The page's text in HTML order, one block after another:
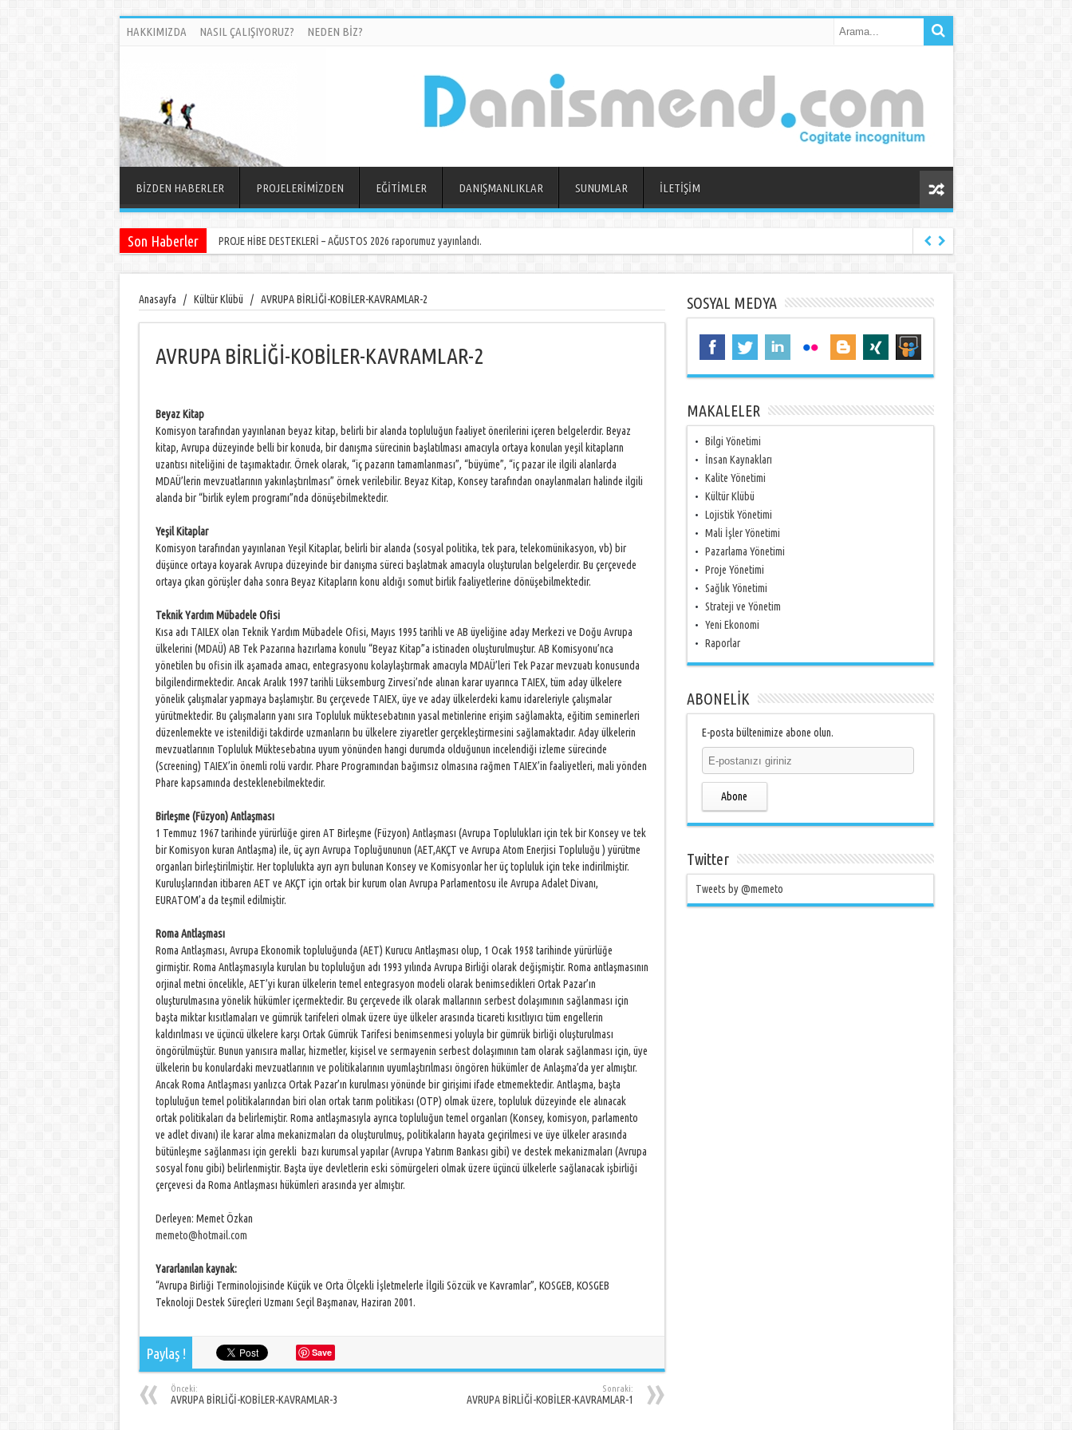
HAKKIMIZDA NASIL ÇALIŞIYORUZ? NEDEN BİZ?
BİZDEN HABERLER PROJELERİMİZDEN EĞİTİMLER DANIŞMANLIKLAR SUNUMLAR İLETİŞİM
Son Haberler PROJE HİBE DESTEKLERİ – AĞUSTOS 2026 raporumuz yayınlandı.
Anasayfa / Kültür Klübü / AVRUPA BİRLİĞİ-KOBİLER-KAVRAMLAR-2
AVRUPA BİRLİĞİ-KOBİLER-KAVRAMLAR-2
Beyaz Kitap
Komisyon tarafından yayınlanan beyaz kitap, belirli bir alanda topluluğun faaliyet önerilerini içeren belgelerdir. Beyaz
kitap, Avrupa düzeyinde belli bir konuda, bir danışma sürecinin başlatılması amacıyla ortaya konulan yeşil kitapların
uzantısı niteliğini de taşımaktadır. Örnek olarak, “iç pazarın tamamlanması”, “büyüme”, “iç pazar ile ilgili alanlarda
MDAÜ’lerin mevzuatlarının yakınlaştırılması” örnek verilebilir. Beyaz Kitap, Konsey tarafından onaylanmaları halinde ilgili
alanda bir “birlik eylem programı”nda dönüşebilmektedir.
Yeşil Kitaplar
Komisyon tarafından yayınlanan Yeşil Kitaplar, belirli bir alanda (sosyal politika, tek para, telekomünikasyon, vb) bir
düşünce ortaya koyarak Avrupa düzeyinde bir danışma süreci başlatmak amacıyla oluşturulan belgelerdir. Bu çerçevede
ortaya çıkan görüşler daha sonra Beyaz Kitapların konu aldığı somut birlik faaliyetlerine dönüşebilmektedir.
Teknik Yardım Mübadele Ofisi
Kısa adı TAILEX olan Teknik Yardım Mübadele Ofisi, Mayıs 1995 tarihli ve AB üyeliğine aday Merkezi ve Doğu Avrupa
ülkelerini (MDAÜ) AB Tek Pazarına hazırlama konulu “Beyaz Kitap”a istinaden oluşturulmuştur. AB Komisyonu’nca
yönetilen bu ofisin ilk aşamada amacı, entegrasyonu kolaylaştırmak amacıyla MDAÜ’leri Tek Pazar mevzuatı konusunda
bilgilendirmektedir. Ancak Aralık 1997 tarihli Lüksemburg Zirvesi’nde alınan karar uyarınca TAIEX, tüm aday ülkelere
yönelik çalışmalar yapmaya başlamıştır. Bu çerçevede TAIEX, üye ve aday ülkelerdeki kamu idareleriyle çalışmalar
yürütmektedir. Bu çalışmaların yanı sıra Topluluk müktesebatının yasal metinlerine erişim sağlamakta, eğitim seminerleri
düzenlemekte ve istenildiği takdirde uzmanların bu ülkelere ziyaretler gerçekleştirmesini sağlamaktadır. Aday ülkelerin
mevzuatlarının Topluluk Müktesebatına uyum yönünden hangi durumda olduğunun incelendiği izleme sürecinde
(Screening) TAIEX’in önemli rolü vardır. Phare Programından bağımsız olmasına rağmen TAIEX’in faaliyetleri, mali yönden
Phare kapsamında desteklenebilmektedir.
Birleşme (Füzyon) Antlaşması
1 Temmuz 1967 tarihinde yürürlüğe giren AT Birleşme (Füzyon) Antlaşması (Avrupa Toplulukları için tek bir Konsey ve tek
bir Komisyon kuran Antlaşma) ile, üç ayrı Avrupa Topluğununun (AET,AKÇT ve Avrupa Atom Enerjisi Topluluğu ) yürütme
organları birleştirilmiştir. Her toplulukta ayrı ayrı bulunan Konsey ve Komisyonlar her üç topluluk için teke indirilmiştir.
Kuruluşlarından itibaren AET ve AKÇT için ortak bir kurum olan Avrupa Parlamentosu ile Avrupa Adalet Divanı,
EURATOM’a da teşmil edilmiştir.
Roma Antlaşması
Roma Antlaşması, Avrupa Ekonomik topluluğunda (AET) Kurucu Antlaşması olup, 1 Ocak 1958 tarihinde yürürlüğe
girmiştir. Roma Antlaşmasıyla kurulan bu topluluğun adı 1993 yılında Avrupa Birliği olarak değişmiştir. Roma antlaşmasının
orjinal metni öncelikle, AET’yi kuran ülkelerin temel entegrasyon modeli olarak benimsedikleri Ortak Pazar’ın
oluşturulmasına yönelik hükümler içermektedir. Bu çerçevede ilk olarak mallarının serbest dolaşımının sağlanması için
başta miktar kısıtlamaları ve gümrük tarifeleri olmak üzere üye ülkeler arasında ticareti kısıtlıyıcı tüm engellerin
kaldırılması ve üçüncü ülkelere karşı Ortak Gümrük Tarifesi benimsenmesi yoluyla bir gümrük birliği oluşturulması
öngörülmüştür. Bunun yanısıra mallar, hizmetler, kişisel ve sermayenin serbest dolaşımının tam olarak sağlanması için, üye
ülkelerin bu konulardaki mevzuatlarının ve politikalarının uyumlaştırılması öngören hükümler de Anlaşma’da yer almıştır.
Ancak Roma Antlaşması yanlızca Ortak Pazar’ın kurulması yönünde bir girişimi ifade etmemektedir. Antlaşma, başta
topluluğun temel politikalarından biri olan ortak tarım politikası (OTP) olmak üzere, topluluk düzeyinde ele alınacak
ortak politikaları da belirlemiştir. Roma antlaşmasıyla ayrıca topluluğun temel organları (Konsey, komisyon, parlamento
ve adlet divanı) ile karar alma mekanizmaları da oluşturulmuş, politikaların hayata geçirilmesi ve üye ülkeler arasında
bütünleşme sağlanması için gerekli bazı kurumsal yapılar (Avrupa Yatırım Bankası gibi) ve destek mekanizmaları (Avrupa
sosyal fonu gibi) belirlenmiştir. Başta üye devletlerin eski sömürgeleri olmak üzere üçüncü ülkelerle sağlanacak işbirliği
çerçevesi da Roma Antlaşması hükümleri arasında yer almıştır.
Derleyen: Memet Özkan
memeto@hotmail.com
Yararlanılan kaynak:
“Avrupa Birliği Terminolojisinde Küçük ve Orta Ölçekli İşletmelerle İlgili Sözcük ve Kavramlar”, KOSGEB, KOSGEB
Teknoloji Destek Süreçleri Uzmanı Seçil Başmanav, Haziran 2001.
Paylaş ! Save
Önceki:
AVRUPA BİRLİĞİ-KOBİLER-KAVRAMLAR-3
Sonraki:
AVRUPA BİRLİĞİ-KOBİLER-KAVRAMLAR-1
SOSYAL MEDYA
MAKALELER
Bilgi Yönetimi
İnsan Kaynakları
Kalite Yönetimi
Kültür Klübü
Lojistik Yönetimi
Mali İşler Yönetimi
Pazarlama Yönetimi
Proje Yönetimi
Sağlık Yönetimi
Strateji ve Yönetim
Yeni Ekonomi
Raporlar
ABONELİK
E-posta bültenimize abone olun.
Abone
Twitter
Tweets by @memeto